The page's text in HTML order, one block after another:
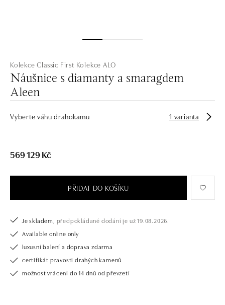
Kolekce Classic First Kolekce ALO
Náušnice s diamanty a smaragdem
Aleen
Vyberte váhu drahokamu 1 varianta
569 129 Kč
PŘIDAT DO KOŠÍKU
Je skladem, předpokládané dodání je už 19.08.2026.
Available online only
luxusní balení a doprava zdarma
certifikát pravosti drahých kamenů
možnost vrácení do 14 dnů od převzetí